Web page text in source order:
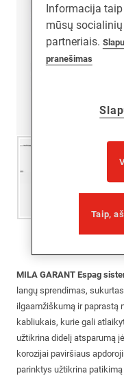
MILA GARANT Espag
langų sprendimas,
ilgaamžiškumą ir paprastą
kabliukais, kurie gali
užtikrina didelį atsparumą
korozijai paviršiaus
parinktys užtikrina
Informacija
mūsų
partneriais.
pranešimas
Taip,